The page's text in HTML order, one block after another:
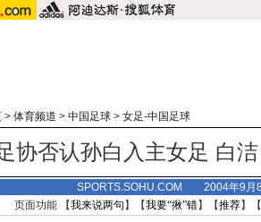
> 体育频道 > 中国足球 > 女足-中国足球
协否认孙白入主女足 白
SPORTS.SOHU.COM 2004年9月
页面功能 【我来说两句 】【我要“揪”错】【推荐】